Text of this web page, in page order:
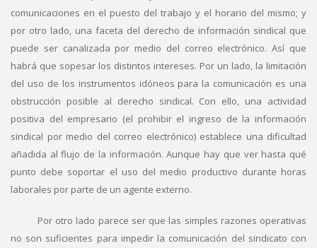
comunicaciones en el puesto del trabajo y el horario del mismo; y
por otro lado, una faceta del derecho de información sindical que
puede ser canalizada por medio del correo electrónico. Así que
habrá que sopesar los distintos intereses. Por un lado, la limitación
del uso de los instrumentos idóneos para la comunicación es una
obstrucción posible al derecho sindical. Con ello, una actividad
positiva del empresario (el prohibir el ingreso de la información
sindical por medio del correo electrónico) establece una dificultad
añadida al flujo de la información. Aunque hay que ver hasta qué
punto debe soportar el uso del medio productivo durante horas
laborales por parte de un agente externo.
Por otro lado parece ser que las simples razones operativas
no son suficientes para impedir la comunicación del sindicato con